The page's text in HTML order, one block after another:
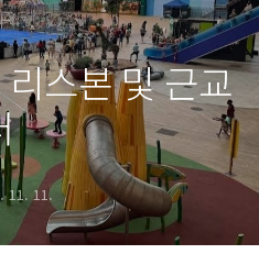
스본 및 근교
11. 11.